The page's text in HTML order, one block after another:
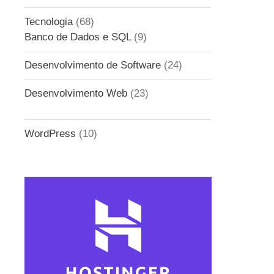
Tecnologia(68)
Banco de Dados e SQL(9)
Desenvolvimento de Software (24)
Desenvolvimento Web (23)
WordPress (10)